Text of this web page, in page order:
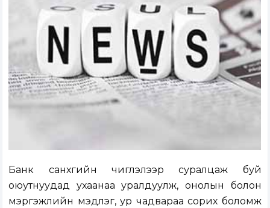
Банк санхүүгийн чиглэлээр суралцаж буй
оюутнуудад ухаанаа уралдуулж, онолын болон
мэргэжлийн мэдлэг, ур чадвараа сорих боломж